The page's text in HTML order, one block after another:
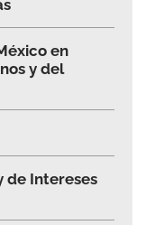
en
y del
de Intereses